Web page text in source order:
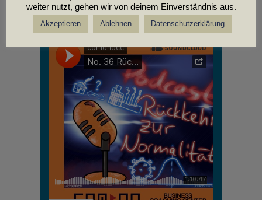
PODCASTS
weiter nutzt, gehen wir von deinem Einverständnis aus.
Akzeptieren Ablehnen Datenschutzerklärung